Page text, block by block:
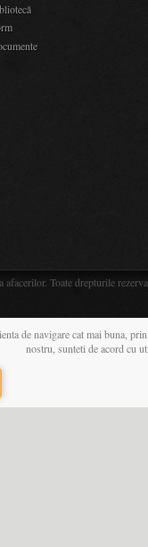
Toate drepturile
de navigare cat mai buna,
nostru, sunteti de acord cu